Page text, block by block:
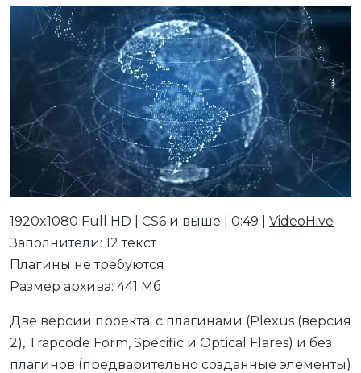
1920x1080 Full HD | CS6 и выше | 0:49 | VideoHive
Заполнители: 12 текст
Плагины не требуются
Размер архива: 441 Мб
Две версии проекта: с плагинами (Plexus (версия
2), Trapcode Form, Specific и Optical Flares) и без
плагинов (предварительно созданные элементы)